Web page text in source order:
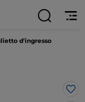
d'ingresso